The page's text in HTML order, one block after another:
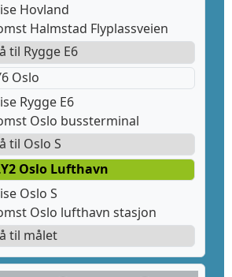
Hovland
Halmstad Flyplassveien
til Rygge E6
Oslo
Rygge E6
Oslo bussterminal
til Oslo S
Oslo Lufthavn
Oslo S
Oslo lufthavn stasjon
til målet